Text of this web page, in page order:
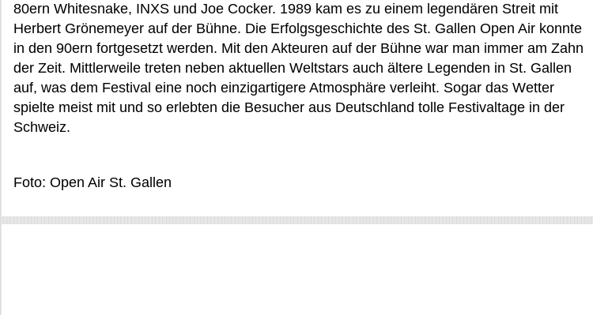
80ern Whitesnake, INXS und Joe Cocker. 1989 kam es zu einem legendären Streit mit
Herbert Grönemeyer auf der Bühne. Die Erfolgsgeschichte des St. Gallen Open Air konnte
in den 90ern fortgesetzt werden. Mit den Akteuren auf der Bühne war man immer am Zahn
der Zeit. Mittlerweile treten neben aktuellen Weltstars auch ältere Legenden in St. Gallen
auf, was dem Festival eine noch einzigartigere Atmosphäre verleiht. Sogar das Wetter
spielte meist mit und so erlebten die Besucher aus Deutschland tolle Festivaltage in der
Schweiz.
Foto: Open Air St. Gallen